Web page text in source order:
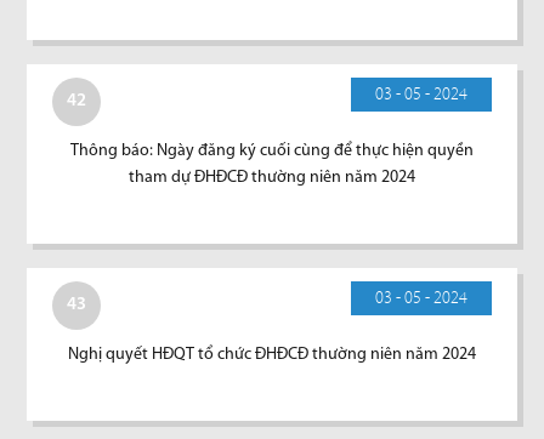
42 03 - 05 - 2024
Thông báo: Ngày đăng ký cuối cùng để thực hiện quyền
tham dự ĐHĐCĐ thường niên năm 2024
43 03 - 05 - 2024
Nghị quyết HĐQT tổ chức ĐHĐCĐ thường niên năm 2024